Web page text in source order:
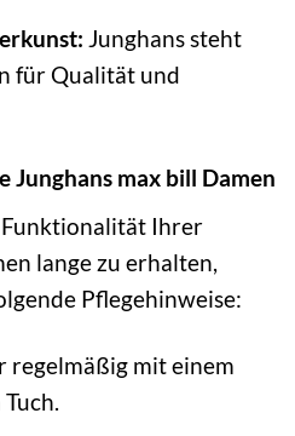
Junghans steht
für Qualität und
Junghans max bill Damen
Funktionalität Ihrer
lange zu erhalten,
Pflegehinweise:
regelmäßig mit einem